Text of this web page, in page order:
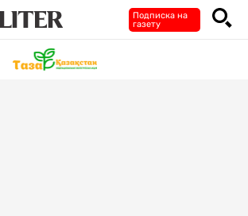
Подписка на
газету